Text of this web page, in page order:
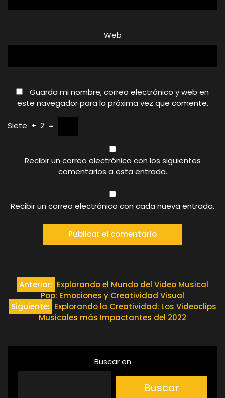
Web
Guarda mi nombre, correo electrónico y web en
este navegador para la próxima vez que comente.
Siete + 2 =
Recibir un correo electrónico con los siguientes
comentarios a esta entrada.
Recibir un correo electrónico con cada nueva entrada.
Navegación
de
entradas
Anterior: Explorando el Mundo del Video Musical
Pop: Emociones y Creatividad Visual
Siguiente: Explorando la Creatividad: Los Videoclips
Musicales más Impactantes del 2022
Buscar en
Buscar